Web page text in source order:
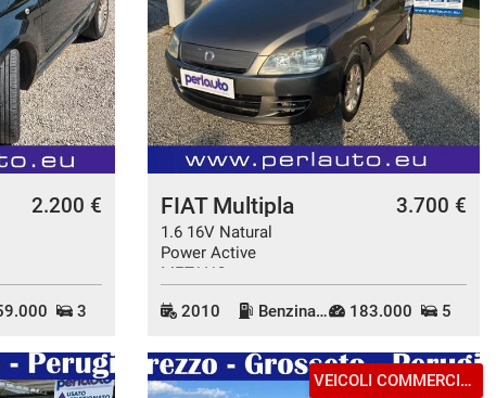
2.200 €
3
FIAT Multipla
1.6 16V Natural
Power Active
METANO
3.700 €
2010 Benzina/Metano 183.000 5
VEICOLI COMMERCIALI